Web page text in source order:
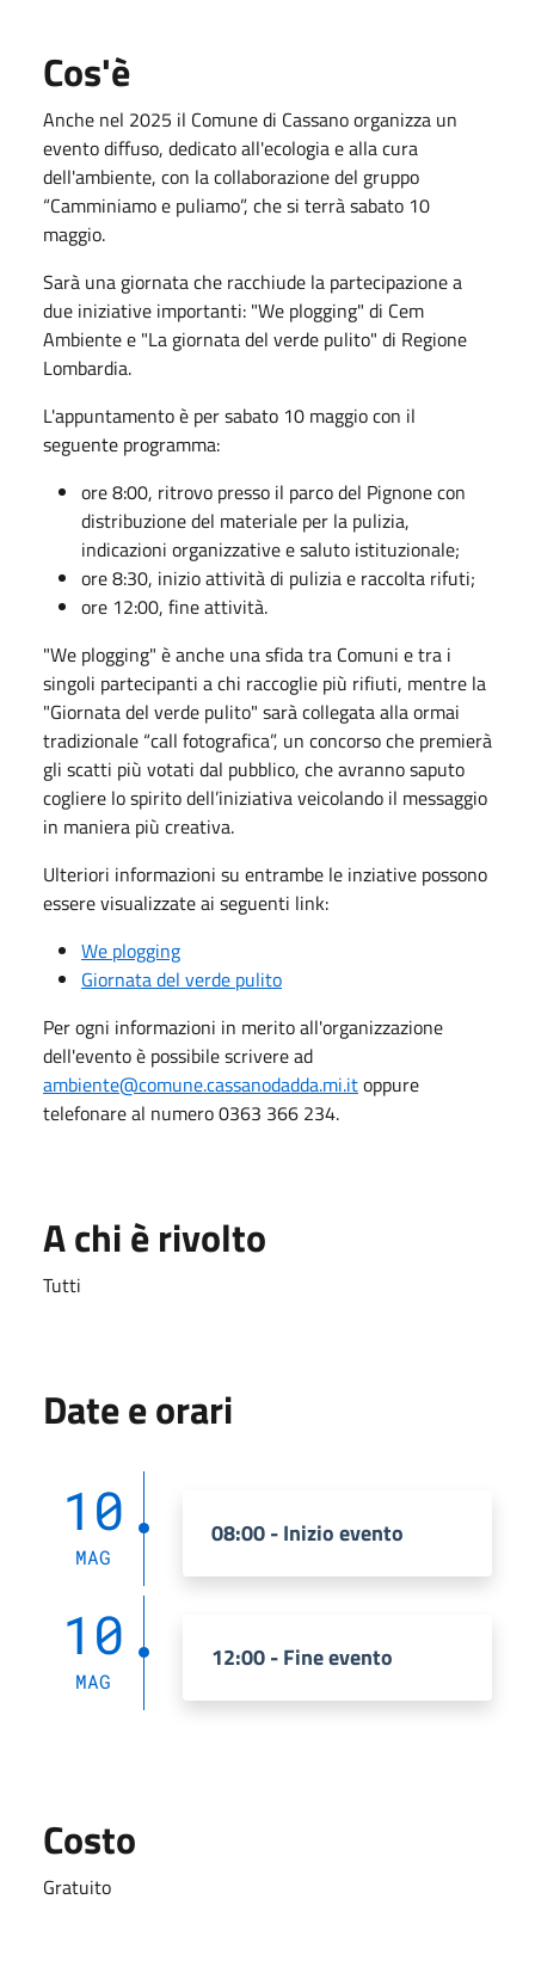
Cos'è
Anche nel 2025 il Comune di Cassano organizza un
evento diffuso, dedicato all'ecologia e alla cura
dell'ambiente, con la collaborazione del gruppo
“Camminiamo e puliamo”, che si terrà sabato 10
maggio.
Sarà una giornata che racchiude la partecipazione a
due iniziative importanti: "We plogging" di Cem
Ambiente e "La giornata del verde pulito" di Regione
Lombardia.
L'appuntamento è per sabato 10 maggio con il
seguente programma:
ore 8:00, ritrovo presso il parco del Pignone con
distribuzione del materiale per la pulizia,
indicazioni organizzative e saluto istituzionale;
ore 8:30, inizio attività di pulizia e raccolta rifuti;
ore 12:00, fine attività.
"We plogging" è anche una sfida tra Comuni e tra i
singoli partecipanti a chi raccoglie più rifiuti, mentre la
"Giornata del verde pulito" sarà collegata alla ormai
tradizionale “call fotografica”, un concorso che premierà
gli scatti più votati dal pubblico, che avranno saputo
cogliere lo spirito dell’iniziativa veicolando il messaggio
in maniera più creativa.
Ulteriori informazioni su entrambe le inziative possono
essere visualizzate ai seguenti link:
We plogging
Giornata del verde pulito
Per ogni informazioni in merito all'organizzazione
dell'evento è possibile scrivere ad
ambiente@comune.cassanodadda.mi.itoppure
telefonare al numero 0363 366 234.
A chi è rivolto
Tutti
Date e orari
10
MAG
08:00 - Inizio evento
10
MAG
12:00 - Fine evento
Costo
Gratuito